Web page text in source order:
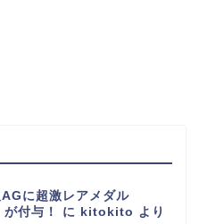
に超激レアメダル
付与！
に kitokito より